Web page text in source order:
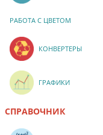
РАБОТА С ЦВЕТОМ
КОНВЕРТЕРЫ
ГРАФИКИ
СПРАВОЧНИК